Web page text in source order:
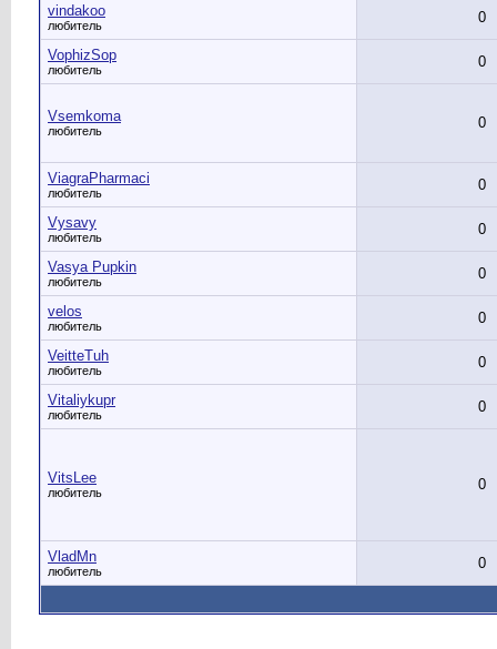
vindakoo
любитель 0
VophizSop
любитель 0
Vsemkoma
любитель 0
ViagraPharmaci
любитель 0
Vysavy
любитель 0
Vasya Pupkin
любитель 0
velos
любитель 0
VeitteTuh
любитель 0
Vitaliykupr
любитель 0
VitsLee
любитель 0
VladMn
любитель 0